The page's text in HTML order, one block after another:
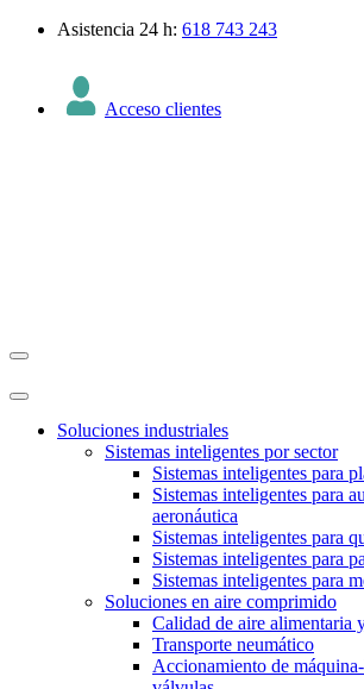
Asistencia 24 h: 618 743 243
Acceso clientes
Soluciones industriales
Sistemas inteligentes por sector
Sistemas inteligentes para
Sistemas inteligentes para
aeronáutica
Sistemas inteligentes para
Sistemas inteligentes para
Sistemas inteligentes para
Soluciones en aire comprimido
Calidad de aire alimentaria
Transporte neumático
Accionamiento de